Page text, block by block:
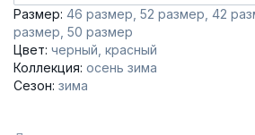
Размер: 46 размер 52 размер 42
размер 50 размер
Цвет: черный красный
Коллекция: осень зима
Сезон: зима